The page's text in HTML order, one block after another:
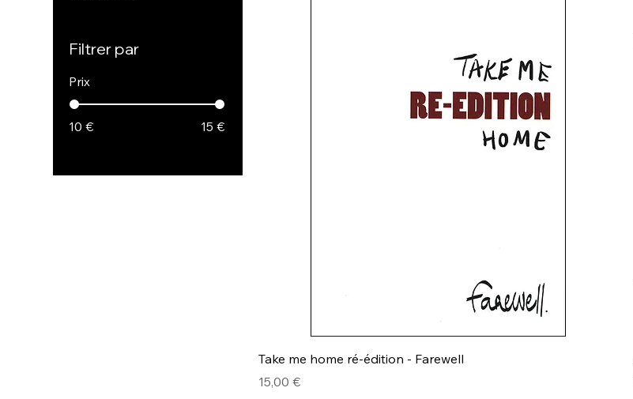
Filtrer par
Prix
10 € 15 €
Take me home ré-édition - Farewell
Prix
15,00 €